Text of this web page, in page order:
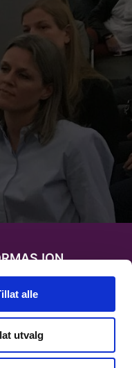
alle
utvalg
informasjon